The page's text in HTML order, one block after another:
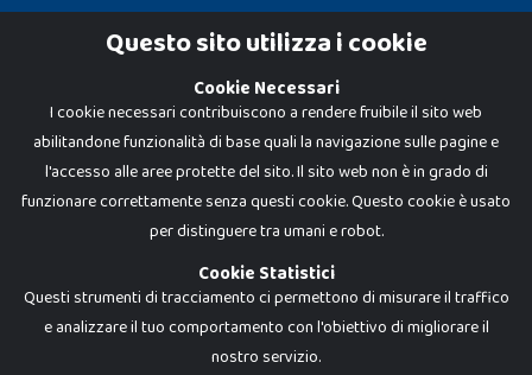
Cookie Policy
Dadi e Mattoncini è un brand di Giocabene Srl. Ogni riproduzione o utilizzo non
Questo sito utilizza i cookie
Cookie Necessari
I cookie necessari contribuiscono a rendere fruibile il sito web
abilitandone funzionalità di base quali la navigazione sulle pagine e
l'accesso alle aree protette del sito. Il sito web non è in grado di
funzionare correttamente senza questi cookie. Questo cookie è usato
per distinguere tra umani e robot.
Cookie Statistici
Questi strumenti di tracciamento ci permettono di misurare il traffico
e analizzare il tuo comportamento con l'obiettivo di migliorare il
nostro servizio.